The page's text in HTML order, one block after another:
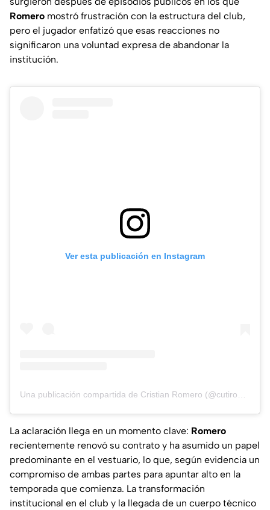
Romero mostró frustración con la estructura del club,
pero el jugador enfatizó que esas reacciones no
significaron una voluntad expresa de abandonar la
institución.
Ver esta publicación en Instagram
La aclaración llega en un momento clave: Romero
recientemente renovó su contrato y ha asumido un papel
predominante en el vestuario, lo que, según evidencia un
compromiso de ambas partes para apuntar alto en la
temporada que comienza. La transformación
institucional en el club y la llegada de un cuerpo técnico